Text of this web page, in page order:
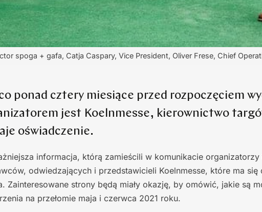
spoga + gafa, Catja Caspary, Vice President, Oliver Frese, Chief
ponad cztery miesiące przed rozpoczęciem
jest Koelnmesse, kierownictwo
oświadczenie.
informacja, którą zamieścili w komunikacie
odwiedzających i przedstawicieli Koelnmesse, które ma się
Zainteresowane strony będą miały okazję, by omówić, jakie są
na przełomie maja i czerwca 2021 roku.